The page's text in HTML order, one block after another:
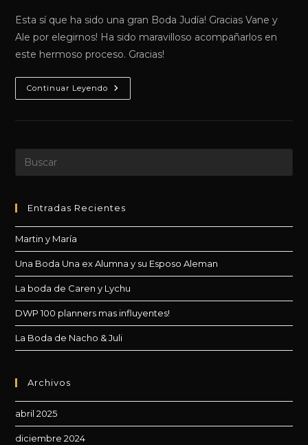
la
entrada:
Esta sí que ha sido una gran Boda Judía! Gracias Vane y
Ale por elegirnos! Ha sido maravilloso acompañarlos en
este hermoso proceso. Gracias!
Continuar Leyendo Nuestra
Boda
Vane
el
Entradas Recientes
Martin y María
Una Boda Una ex Alumna y su Esposo Aleman
La boda de Caren y Lychu
DWP 100 planners mas influyentes!
La Boda de Nacho & Juli
Archivos
abril 2025
diciembre 2024